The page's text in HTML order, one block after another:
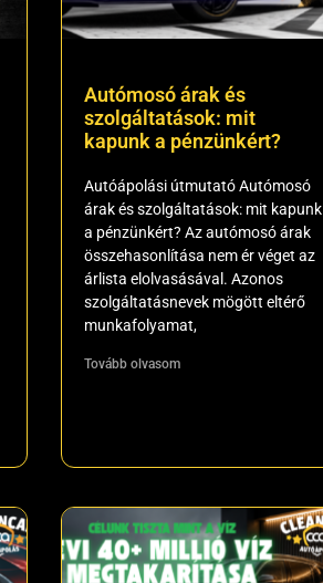
Autómosó árak és
szolgáltatások: mit
kapunk a pénzünkért?
Autóápolási útmutató Autómosó
árak és szolgáltatások: mit kapunk
a pénzünkért? Az autómosó árak
összehasonlítása nem ér véget az
árlista elolvasásával. Azonos
szolgáltatásnevek mögött eltérő
munkafolyamat,
Tovább olvasom